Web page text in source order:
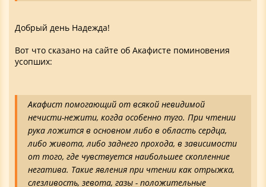
Добрый день Надежда!
Вот что сказано на сайте об Акафисте поминовения
усопших:
Акафист помогающий от всякой невидимой
нечисти-нежити, когда особенно туго. При чтении
рука ложится в основном либо в область сердца,
либо живота, либо заднего прохода, в зависимости
от того, где чувствуется наибольшее скопленние
негатива. Такие явления при чтении как отрыжка,
слезливость, зевота, газы - положительные